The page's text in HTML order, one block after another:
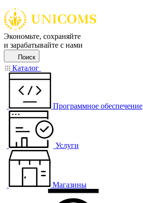
Экономьте, сохраняйте
и зарабатывайте с нами
Поиск
Каталог
Программное обеспечение
Услуги
Магазины